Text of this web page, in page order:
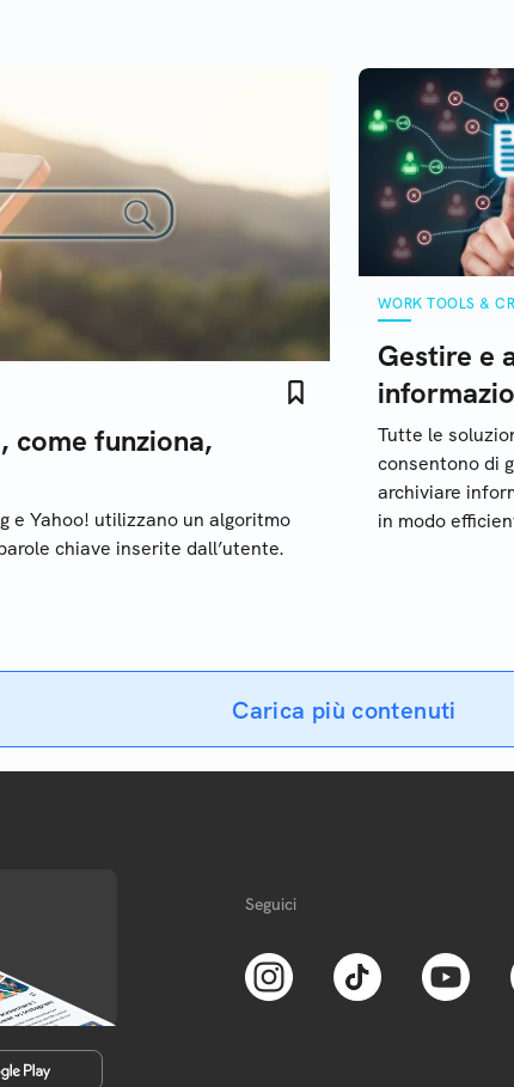
come funziona,
e Yahoo! utilizzano un algoritmo
chiave inserite dall’utente.
WORK TOOLS &
Gestire e
Tutte le
consentono di
archiviare
in modo
Carica più contenuti
Seguici